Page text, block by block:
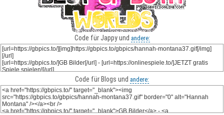
Code für Jappy und andere:
Code für Blogs und andere: